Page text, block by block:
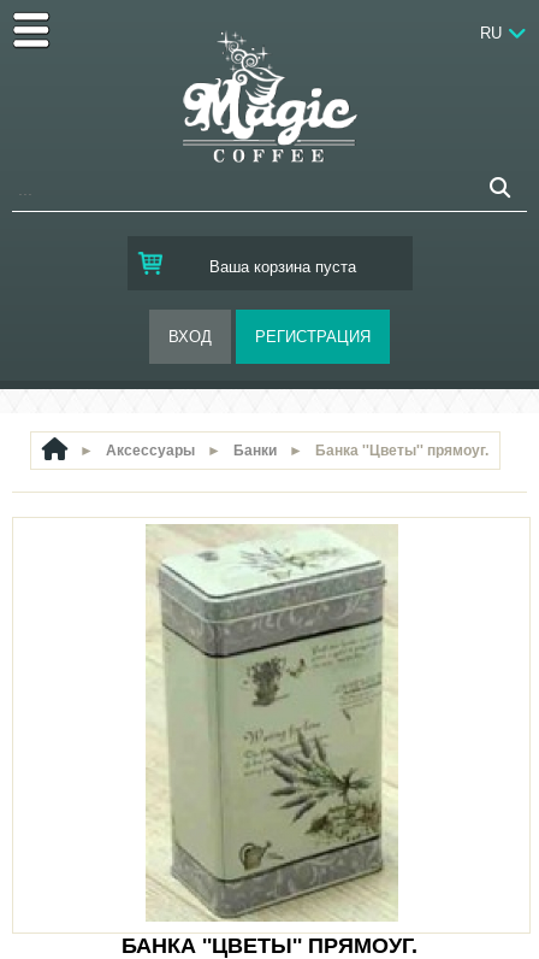
Ваша корзина пуста
RU
► Аксессуары ► Банки ► Банка ''Цветы'' прямоуг.
БАНКА ''ЦВЕТЫ'' ПРЯМОУГ.